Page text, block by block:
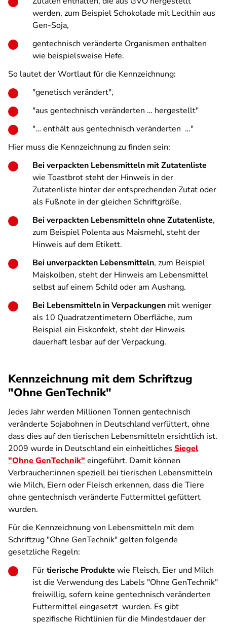
werden, zum Beispiel Schokolade mit Lecithin aus
Gen-Soja,
gentechnisch veränderte Organismen enthalten
wie beispielsweise Hefe.
So lautet der Wortlaut für die Kennzeichnung:
"genetisch verändert",
"aus gentechnisch veränderten … hergestellt"
"… enthält aus gentechnisch veränderten …"
Hier muss die Kennzeichnung zu finden sein:
Bei verpackten Lebensmitteln mit Zutatenliste
wie Toastbrot steht der Hinweis in der
Zutatenliste hinter der entsprechenden Zutat oder
als Fußnote in der gleichen Schriftgröße.
Bei verpackten Lebensmitteln ohne Zutatenliste,
zum Beispiel Polenta aus Maismehl, steht der
Hinweis auf dem Etikett.
Bei unverpackten Lebensmitteln, zum Beispiel
Maiskolben, steht der Hinweis am Lebensmittel
selbst auf einem Schild oder am Aushang.
Bei Lebensmitteln in Verpackungen mit weniger
als 10 Quadratzentimetern Oberfläche, zum
Beispiel ein Eiskonfekt, steht der Hinweis
dauerhaft lesbar auf der Verpackung.
Kennzeichnung mit dem Schriftzug
"Ohne GenTechnik"
Jedes Jahr werden Millionen Tonnen gentechnisch
veränderte Sojabohnen in Deutschland verfüttert, ohne
dass dies auf den tierischen Lebensmitteln ersichtlich ist.
2009 wurde in Deutschland ein einheitliches Siegel
"Ohne GenTechnik" eingeführt. Damit können
Verbraucher:innen speziell bei tierischen Lebensmitteln
wie Milch, Eiern oder Fleisch erkennen, dass die Tiere
ohne gentechnisch veränderte Futtermittel gefüttert
wurden.
Für die Kennzeichnung von Lebensmitteln mit dem
Schriftzug "Ohne GenTechnik" gelten folgende
gesetzliche Regeln:
Fürtierische Produkte wie Fleisch, Eier und Milch
ist die Verwendung des Labels "Ohne GenTechnik"
freiwillig, sofern keine gentechnisch veränderten
Futtermittel eingesetzt wurden. Es gibt
spezifische Richtlinien für die Mindestdauer der